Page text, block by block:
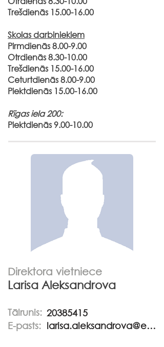
Trešdienās 15.00-16.00
Skolas darbiniekiem
Pirmdienās 8.00-9.00
Otrdienās8.30-10.00
Trešdienās 15.00-16.00
Ceturtdienās 8.00-9.00
Piektdienās 15.00-16.00
Rīgas iela 200:
Piektdienās9.00-10.00
Direktora vietniece
Larisa Aleksandrova
Tālrunis:
E-pasts:
larisa.aleksandrova@edu.jekabpils.lv
20385415